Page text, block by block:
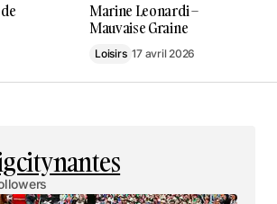
Marine Leonardi –
Mauvaise Graine
Loisirs 17 avril 2026